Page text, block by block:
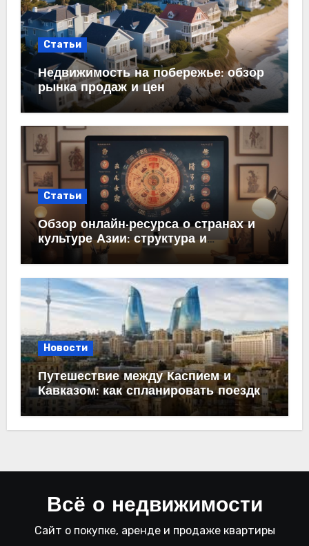
Статьи
Недвижимость на побережье: обзор
рынка продаж и цен
Статьи
Обзор онлайн-ресурса о странах и
культуре Азии: структура и
содержание
Новости
Путешествие между Каспием и
Кавказом: как спланировать поездку
из Махачкалы в Баку
Всё о недвижимости
Сайт о покупке, аренде и продаже квартиры